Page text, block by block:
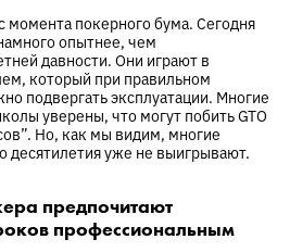
момента покерного бума. Сегодня
опытнее, чем
давности. Они играют в
который при правильном
подвергать эксплуатации. Многие
уверены, что могут побить GTO
Но, как мы видим, многие
десятилетия уже не выигрывают.
предпочитают
профессиональным